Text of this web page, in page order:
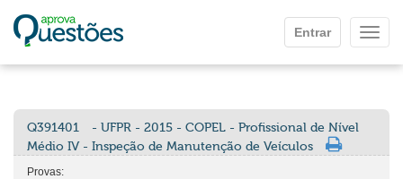
Entrar
Q391401
- UFPR - 2015 - COPEL - Profissional de Nível
Médio IV - Inspeção de Manutenção de Veículos
Provas: